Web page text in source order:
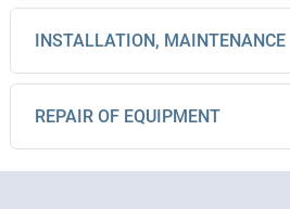
INSTALLATION, MAINTENANCE
REPAIR OF EQUIPMENT